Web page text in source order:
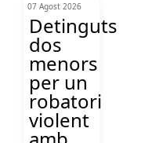
07 Agost 2026
Detinguts
dos
menors
per un
robatori
violent